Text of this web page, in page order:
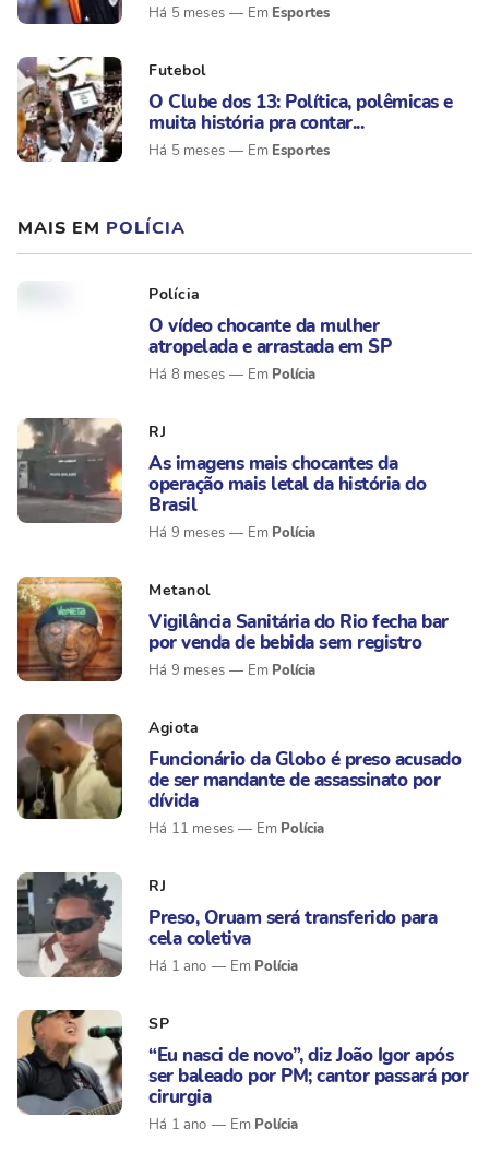
Há 5 meses Esportes
Futebol
O Clube dos 13: Política, polêmicas e
muita história pra contar...
Há 5 meses Esportes
MAIS EM POLÍCIA
Polícia
O vídeo chocante da mulher
atropelada e arrastada em SP
Há 8 meses Polícia
RJ
As imagens mais chocantes da
operação mais letal da história do
Brasil
Há 9 meses Polícia
Metanol
Vigilância Sanitária do Rio fecha bar
por venda de bebida sem registro
Há 9 meses Polícia
Agiota
Funcionário da Globo é preso acusado
de ser mandante de assassinato por
dívida
Há 11 meses Polícia
RJ
Preso, Oruam será transferido para
cela coletiva
Há 1 ano Polícia
SP
“Eu nasci de novo”, diz João Igor após
ser baleado por PM; cantor passará por
cirurgia
Há 1 ano Polícia